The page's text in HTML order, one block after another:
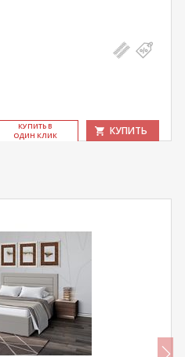
КУ­ПИТЬ В
ОДИН КЛИК
КУПИТЬ